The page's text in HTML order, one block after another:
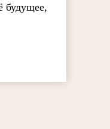
будущее,